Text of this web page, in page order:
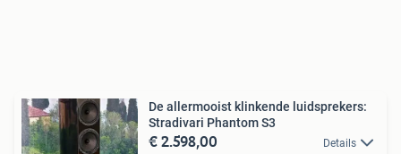
De allermooist klinkende luidsprekers:
Stradivari Phantom S3
€ 2.598,00 Details